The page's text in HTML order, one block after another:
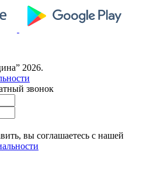
2026.
звонок
вы соглашаетесь с нашей